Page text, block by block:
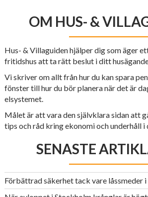
OM HUS- &
Hus- & Villaguiden hjälper dig som äger
fritidshus att ta rätt beslut i ditt
Vi skriver om allt från hur du kan spara
fönster till hur du bör planera när det är
elsystemet.
Målet är att vara den självklara sidan att
tips och råd kring ekonomi och underhåll i
SENASTE
Förbättrad säkerhet tack vare låssmeder i